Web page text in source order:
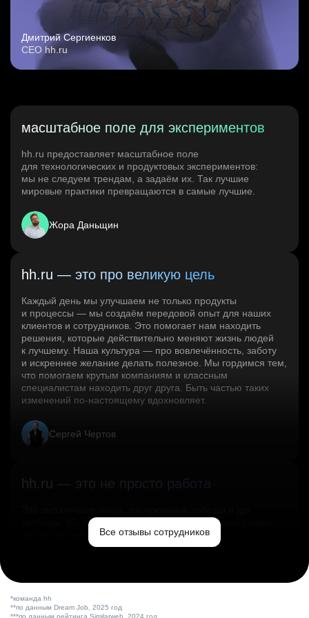
Дмитрий Сергиенков
CEO hh.ru
масштабное поле для экспериментов
hh.ru предоставляет масштабное поле
для технологических и продуктовых экспериментов:
мы не следуем трендам, а задаём их. Так лучшие
мировые практики превращаются в самые лучшие.
Жора Даньщин
hh.ru — это про великую цель
Каждый день мы улучшаем не только продукты
и процессы — мы создаём передовой опыт для наших
клиентов и сотрудников. Это помогает нам находить
решения, которые действительно меняют жизнь людей
к лучшему. Наша культура — про вовлечённость, заботу
и искреннее желание делать полезное. Мы гордимся тем,
что помогаем крутым компаниям и классным
специалистам находить друг друга. Быть частью таких
изменений по‑настоящему вдохновляет.
Сергей Чертов
hh.ru — это не просто работа
свободы. Мы помогаем миру и создаём лучший сервис
по поиску работы в стране.Все отзывы сотрудников
*команда hh
**по данным Dream Job, 2025 год
***по данным рейтинга Similarweb, 2024 год